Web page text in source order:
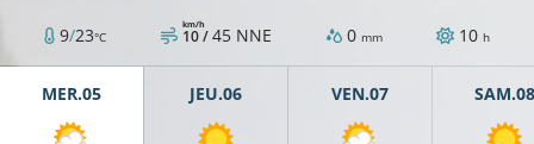
9/23°C 10 /
km/h 45 NNE 0 mm 10 h
MER.05 JEU.06 VEN.07 SAM.08